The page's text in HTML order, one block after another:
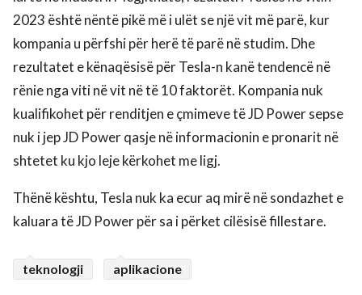
2023 është nëntë pikë më i ulët se një vit më parë, kur
kompania u përfshi për herë të parë në studim. Dhe
rezultatet e kënaqësisë për Tesla-n kanë tendencë në
rënie nga viti në vit në të 10 faktorët. Kompania nuk
kualifikohet për renditjen e çmimeve të JD Power sepse
nuk i jep JD Power qasje në informacionin e pronarit në
shtetet ku kjo leje kërkohet me ligj.
Thënë kështu, Tesla nuk ka ecur aq mirë në sondazhet e
kaluara të JD Power për sa i përket cilësisë fillestare.
teknologji aplikacione